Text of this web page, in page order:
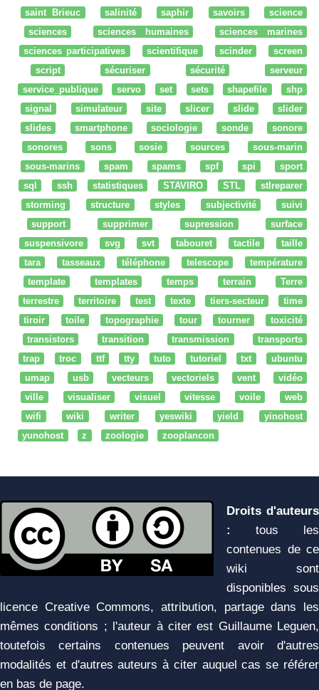
saint Brieuc
salinité saphir savoirs
science
sciences
sciences humaines
sciences marines
sciences participatives
scientifique scinder
screen
script
sécuriser sécurité
serveur
service_publique
servo set sets shapefile
shp
signal
simulateur site slicer slide
slider
slides
smartphone sociologie sonde
sonore
sonores
sons sosie sources
sous-marin
sous-marins
spam spams spf spi
sport
sql
ssh statistiques STAVIRO STL
stlreparer
storming
structure styles subjectivité
suivi
support
supprimer supression
surface
suspensivore
svg svt tabouret tactile
taille
tara
tasseaux téléphone telescope
température
template
templates temps terrain
Terre
terrestre
territoire test texte tiers-secteur
time
tiroir
toile topographie tour tourner
toxicité
transistors
transition transmission
transports
trap
troc ttf tty tuto tutoriel txt
ubuntu
umap
usb vecteurs vectoriels vent
vidéo
ville
visualiser visuel vitesse voile
web
wifi
wiki writer yeswiki yield
yinohost
yunohost
z zoologie zooplancon
Droits d'auteurs
:
tous les
contenues de ce
wiki sont
disponibles sous
licence Creative Commons, attribution, partage dans les
mêmes conditions ; l'auteur à citer est Guillaume Leguen,
toutefois certains contenues peuvent avoir d'autres
modalités et d'autres auteurs à citer auquel cas se référer
en bas de page.